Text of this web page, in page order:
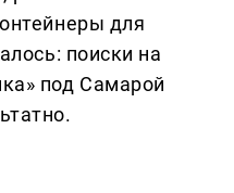
для
поиски на
под Самарой